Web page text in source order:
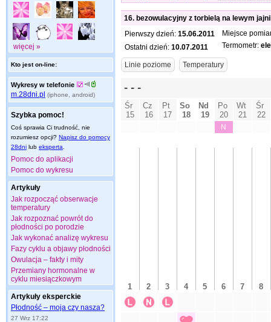
więcej »
Kto jest on-line:
Wykresy w telefonie
m.28dni.pl (iphone, android)
Szybka pomoc!
Coś sprawia Ci trudność, nie
rozumiesz opcji? Napisz do pomocy
28dni lub eksperta
Pomoc do aplikacji
Pomoc do wykresu
Artykuły
Jak rozpocząć obserwacje
temperatury
Jak rozpoznać powrót do
płodności po porodzie
Jak wykonać analizę wykresu
Fazy cyklu a objawy płodności
Owulacja – fakty i mity
Przemiany hormonalne w
cyklu miesiączkowym
Artykuły eksperckie
Płodność – moja czy nasza?
27 Wrz 17:22
16. bezowulacyjny z torbielą na lewym
Pierwszy dzień: 15.06.2011
Ostatni dzień: 10.07.2011
Miejsce
Termometr: